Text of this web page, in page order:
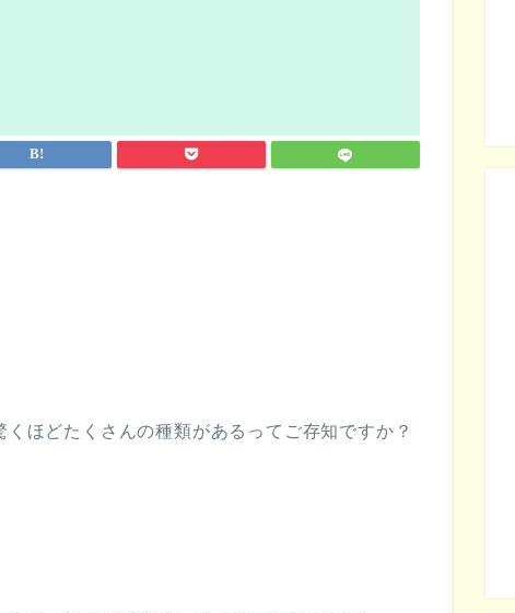
ほどたくさんの種類があるってご存知ですか？